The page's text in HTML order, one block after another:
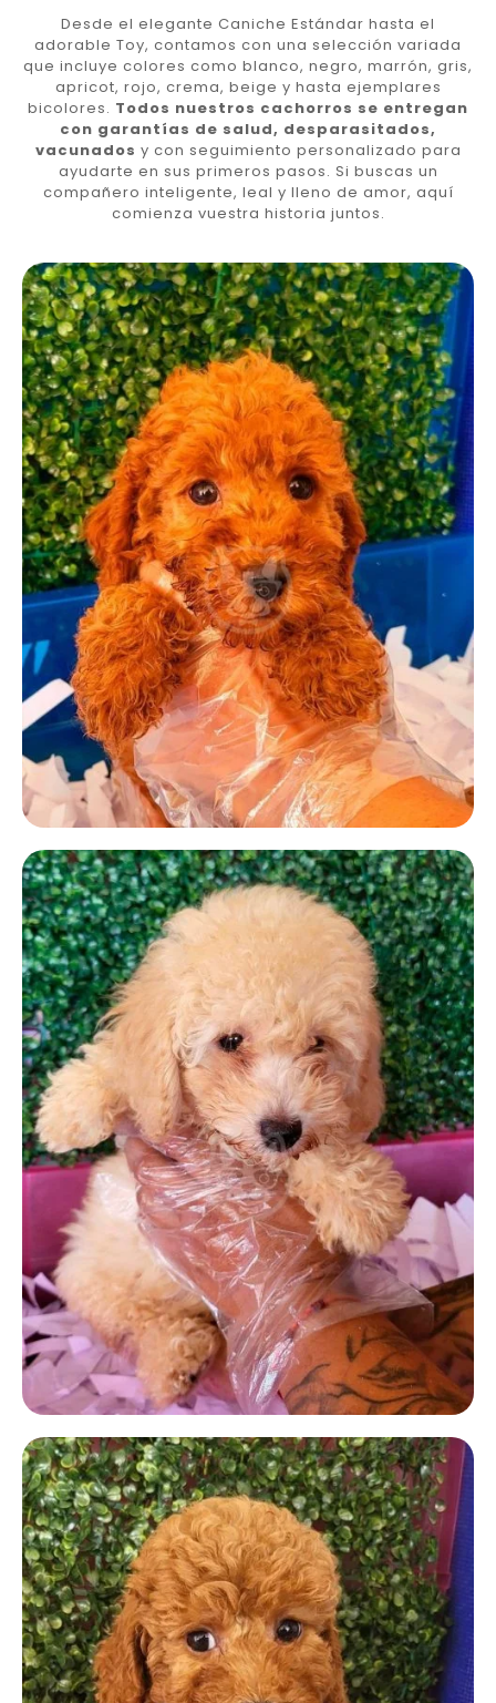
Desde el elegante Caniche Estándar hasta el
adorable Toy, contamos con una selección variada
que incluye colores como blanco, negro, marrón, gris,
apricot, rojo, crema, beige y hasta ejemplares
bicolores. Todos nuestros cachorros se entregan
con garantías de salud, desparasitados,
vacunados y con seguimiento personalizado para
ayudarte en sus primeros pasos. Si buscas un
compañero inteligente, leal y lleno de amor, aquí
comienza vuestra historia juntos.